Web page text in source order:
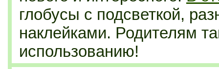
глобусы с подсветкой,
наклейками. Родителям
использованию!